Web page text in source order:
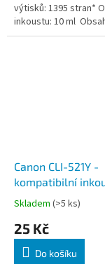
výtisků: 1395 stran*
inkoustu: 10 ml
ANO
Canon CLI-521Y -
kompatibilní
náplň, žlutá,
Skladem (>5 ks)
25 Kč
Do košíku